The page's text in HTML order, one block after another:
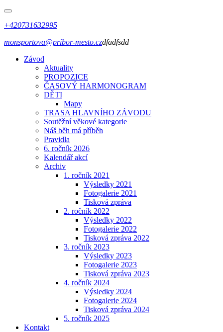
+420731632995
monsportova@pribor-mesto.czdfadfsdd
Závod
Aktuality
PROPOZICE
ČASOVÝ HARMONOGRAM
DĚTI
Mapy
TRASA HLAVNÍHO ZÁVODU
Soutěžní věkové kategorie
Náš běh má příběh
Pravidla
6. ročník 2026
Kalendář akcí
Archiv
1. ročník 2021
Výsledky 2021
Fotogalerie 2021
Tisková zpráva
2. ročník 2022
Výsledky 2022
Fotogalerie 2022
Tisková zpráva 2022
3. ročník 2023
Výsledky 2023
Fotogalerie 2023
Tisková zpráva 2023
4. ročník 2024
Výsledky 2024
Fotogalerie 2024
Tisková zpráva 2024
5. ročník 2025
Kontakt